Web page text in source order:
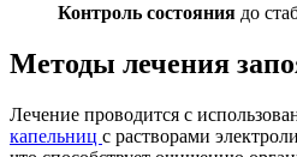
Контроль состояния до
Методы лечения
Лечение проводится с
капельниц с растворами